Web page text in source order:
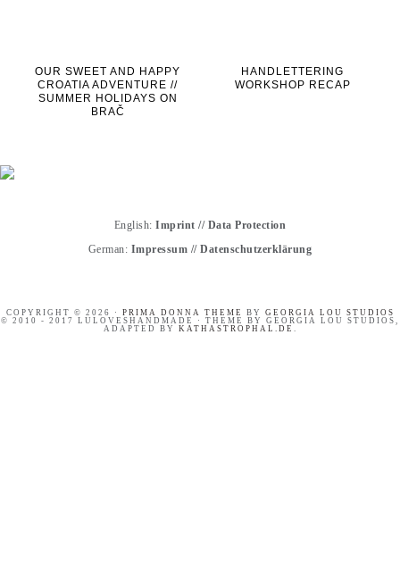
OUR SWEET AND HAPPY
CROATIA ADVENTURE //
SUMMER HOLIDAYS ON
BRAČ
HANDLETTERING
WORKSHOP RECAP
English:Imprint // Data Protection
German: Impressum //Datenschutzerklärung
COPYRIGHT © 2026 · PRIMA DONNA THEME BY GEORGIA LOU STUDIOS
© 2010 - 2017 LULOVESHANDMADE · THEME BY GEORGIA LOU STUDIOS,
ADAPTED BY KATHASTROPHAL.DE